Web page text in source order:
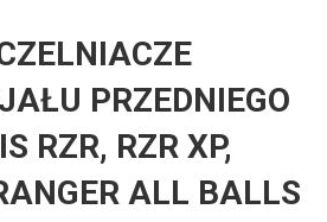
PRZEDNIEGO
RZR, RZR XP,
ALL BALLS